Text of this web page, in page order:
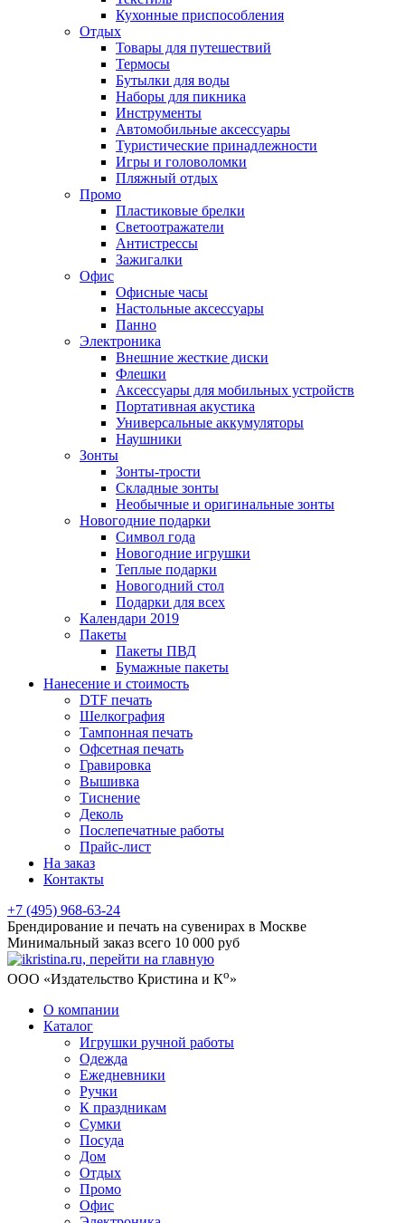
Кухонные приспособления
Отдых
Товары для путешествий
Термосы
Бутылки для воды
Наборы для пикника
Инструменты
Автомобильные аксессуары
Туристические принадлежности
Игры и головоломки
Пляжный отдых
Промо
Пластиковые брелки
Светоотражатели
Антистрессы
Зажигалки
Офис
Офисные часы
Настольные аксессуары
Панно
Электроника
Внешние жесткие диски
Флешки
Аксессуары для мобильных устройств
Портативная акустика
Универсальные аккумуляторы
Наушники
Зонты
Зонты-трости
Складные зонты
Необычные и оригинальные зонты
Новогодние подарки
Символ года
Новогодние игрушки
Теплые подарки
Новогодний стол
Подарки для всех
Календари 2019
Пакеты
Пакеты ПВД
Бумажные пакеты
Нанесение и стоимость
DTF печать
Шелкография
Тампонная печать
Офсетная печать
Гравировка
Вышивка
Тиснение
Деколь
Послепечатные работы
Прайс-лист
На заказ
Контакты
+7 (495) 968-63-24
Брендирование и печать на сувенирах в Москве
Минимальный заказ всего 10 000 руб
ООО «Издательство Кристина и Ко»
О компании
Каталог
Игрушки ручной работы
Одежда
Ежедневники
Ручки
К праздникам
Сумки
Посуда
Дом
Отдых
Промо
Офис